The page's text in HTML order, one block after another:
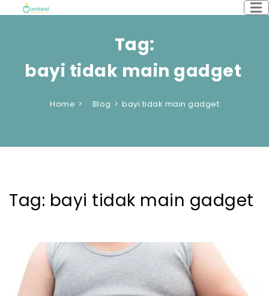
Tag:
bayi tidak main gadget
Home Blog bayi tidak main gadget
Tag: bayi tidak main gadget